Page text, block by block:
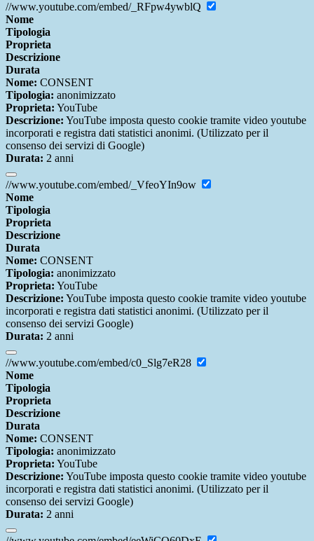
//www.youtube.com/embed/_RFpw4ywblQ
Nome
Tipologia
Proprieta
Descrizione
Durata
Nome: CONSENT
Tipologia: anonimizzato
Proprieta: YouTube
Descrizione: YouTube imposta questo cookie tramite video youtube
incorporati e registra dati statistici anonimi. (Utilizzato per il
consenso dei servizi di Google)
Durata: 2 anni
//www.youtube.com/embed/_VfeoYIn9ow
Nome
Tipologia
Proprieta
Descrizione
Durata
Nome: CONSENT
Tipologia: anonimizzato
Proprieta: YouTube
Descrizione: YouTube imposta questo cookie tramite video youtube
incorporati e registra dati statistici anonimi. (Utilizzato per il
consenso dei servizi Google)
Durata: 2 anni
//www.youtube.com/embed/c0_Slg7eR28
Nome
Tipologia
Proprieta
Descrizione
Durata
Nome: CONSENT
Tipologia: anonimizzato
Proprieta: YouTube
Descrizione: YouTube imposta questo cookie tramite video youtube
incorporati e registra dati statistici anonimi. (Utilizzato per il
consenso dei servizi Google)
Durata: 2 anni